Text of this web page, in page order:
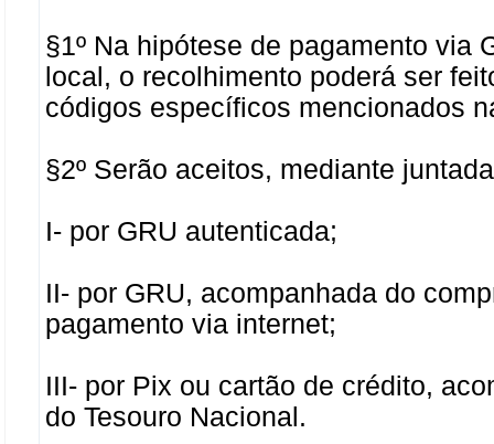
§1º Na hipótese de pagamento via
local, o recolhimento poderá ser
códigos específicos mencionados
§2º Serão aceitos, mediante
I- por GRU autenticada;
II- por GRU, acompanhada do
pagamento via internet;
III- por Pix ou cartão de crédito,
do Tesouro Nacional.